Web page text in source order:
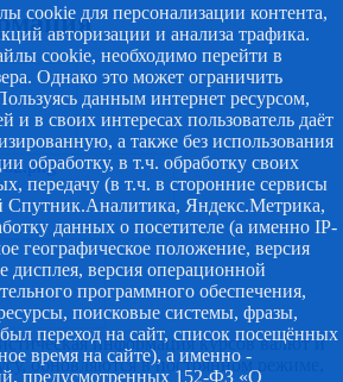
информация курсов валют и
обновляются в постоянном режиме,
cookie для персонализации контента,
авторизации и анализа трафика.
cookie, необходимо перейти в
Однако это может ограничить
данным интернет ресурсом,
и в своих интересах пользователь даёт
а также без использования
обработку, в т.ч. обработку своих
передачу (в т.ч. в сторонние сервисы
Спутник.Аналитика, Яндекс.Метрика,
данных о посетителе (а именно IP-
географическое положение, версия
дисплея, версия операционной
программного обеспечения,
поисковые системы, фразы,
переход на сайт, список посещённых
время на сайте), а именно -
предусмотренных 152-ФЗ «О